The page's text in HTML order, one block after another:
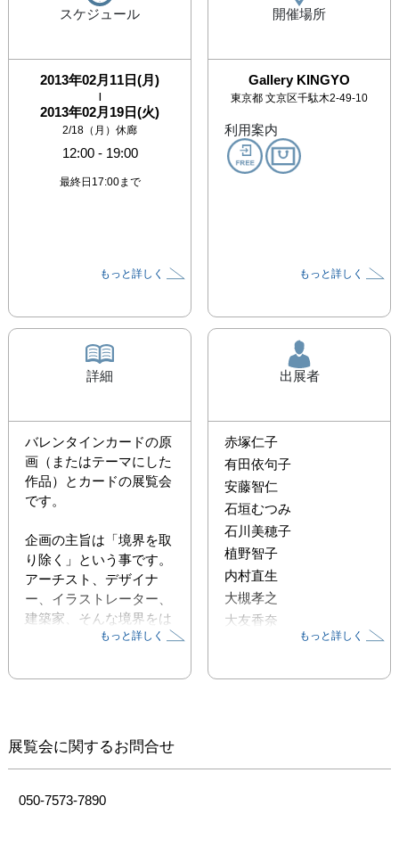
スケジュール
2013年02月11日(月)
|
2013年02月19日(火)
2/18（月）休廊
12:00- 19:00
最終日17:00まで
もっと詳しく
開催場所
Gallery KINGYO
東京都 文京区千駄木2-49-10
利用案内
もっと詳しく
詳細
バレンタインカードの原
画（またはテーマにした
作品）とカードの展覧会
です。
企画の主旨は「境界を取
り除く」という事です。
アーチスト、デザイナ
ー、イラストレーター、
建築家、そんな境界をは
ずします。それぞれの表
方にも楽しんで頂きたい
たくさんの作家が参加さ
れるので、交流の場を作
（会期中ファイルを置き
もっと詳しく
出展者
赤塚仁子
有田依句子
安藤智仁
石垣むつみ
石川美穂子
植野智子
内村直生
大槻孝之
大友香奈
もっと詳しく
展覧会に関するお問合せ
050-7573-7890